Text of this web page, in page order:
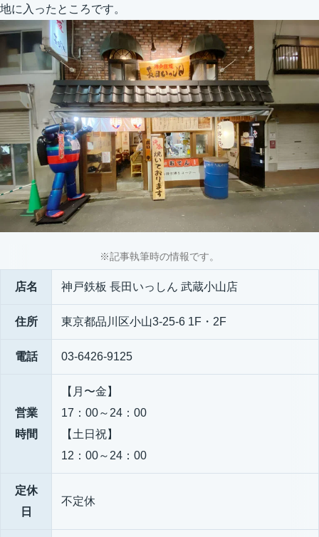
地に入ったところです。
※記事執筆時の情報です。
店名 神戸鉄板 長田いっしん 武蔵小山店
住所 東京都品川区小山3-25-6 1F・2F
電話 03-6426-9125
営業
時間
【月〜金】
17：00～24：00
【土日祝】
12：00～24：00
定休
日
不定休